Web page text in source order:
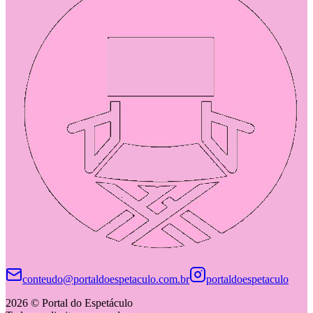
conteudo@portaldoespetaculo.com.br
portaldoespetaculo
2026 © Portal do Espetáculo